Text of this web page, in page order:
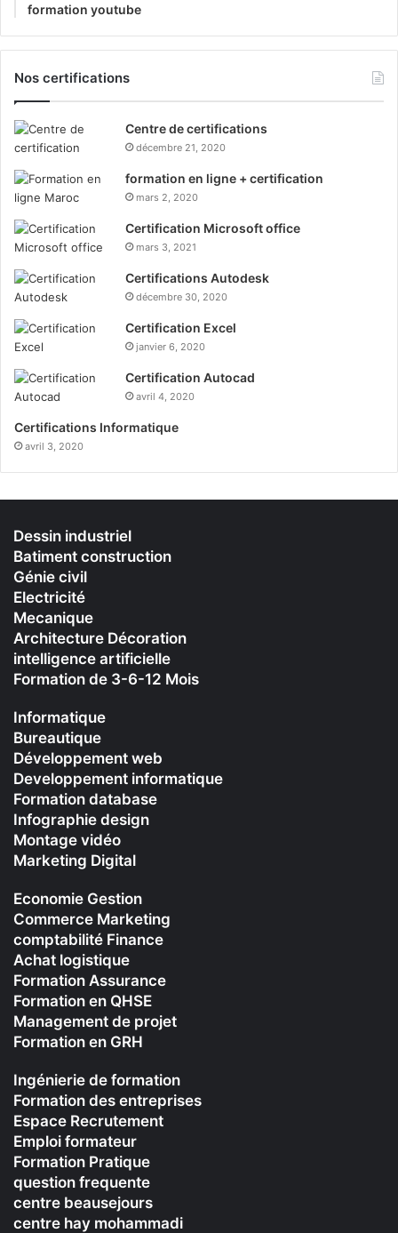
formation youtube
Nos certifications
Centre de certifications
décembre 21, 2020
formation en ligne + certification
mars 2, 2020
Certification Microsoft office
mars 3, 2021
Certifications Autodesk
décembre 30, 2020
Certification Excel
janvier 6, 2020
Certification Autocad
avril 4, 2020
Certifications Informatique
avril 3, 2020
Dessin industriel
Batiment construction
Génie civil
Electricité
Mecanique
Architecture Décoration
intelligence artificielle
Formation de 3-6-12 Mois
Informatique
Bureautique
Développement web
Developpement informatique
Formation database
Infographie design
Montage vidéo
Marketing Digital
Economie Gestion
Commerce Marketing
comptabilité Finance
Achat logistique
Formation Assurance
Formation en QHSE
Management de projet
Formation en GRH
Ingénierie de formation
Formation des entreprises
Espace Recrutement
Emploi formateur
Formation Pratique
question frequente
centre beausejours
centre hay mohammadi